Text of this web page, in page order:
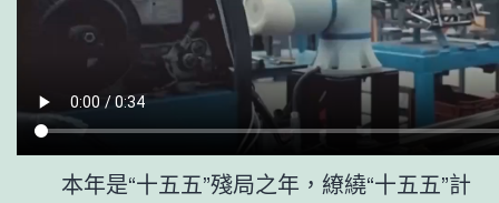
本年是“十五五”殘局之年，繚繞“十五五”計